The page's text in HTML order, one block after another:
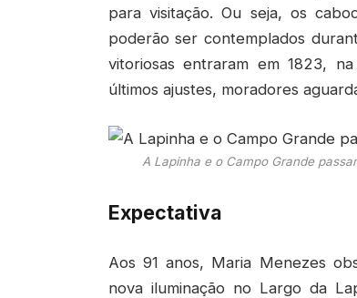
para visitação. Ou seja, os
poderão ser contemplados
vitoriosas entraram em 1823,
últimos ajustes, moradores
A Lapinha e o Campo Grande
Expectativa
Aos 91 anos, Maria Menezes
nova iluminação no Largo da